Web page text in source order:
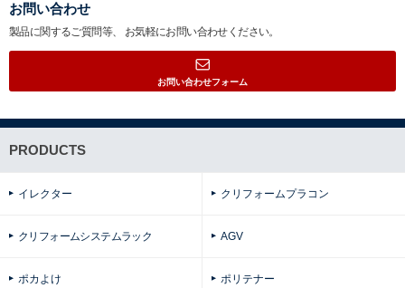
お問い合わせ
製品に関するご質問等、 お気軽にお問い合わせください。
お問い合わせフォーム
PRODUCTS
イレクター クリフォームプラコン
クリフォームシステムラック AGV
ポカよけ ポリテナー